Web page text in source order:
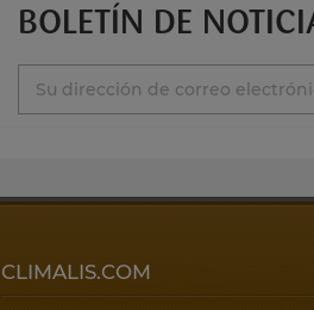
BOLETÍN DE
CLIMALIS.COM